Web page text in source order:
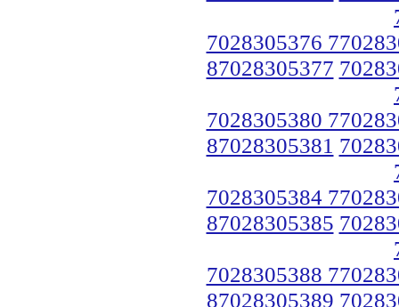
7028305376
87028305377
7028305380
87028305381
7028305384
87028305385
7028305388
87028305389